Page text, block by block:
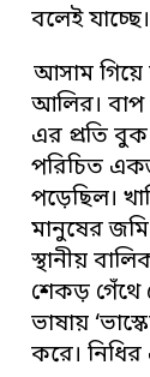
বলেই যাচ্ছে।
আসাম গিয়ে
আলির। বাপ
এর প্রতি বুক
পরিচিত
পড়েছিল।
মানুষের
স্থানীয়
শেকড় গেঁথে
ভাষায়
করে।